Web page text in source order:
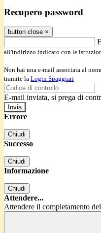
Recupero password
button close ×
all'indirizzo indicato con le
Non hai una e-mail associata al
tramite la Login Spaggiari
E-mail inviata, si prega di
Errore
Chiudi
Successo
Chiudi
Informazione
Chiudi
Attendere...
Attendere il completamento